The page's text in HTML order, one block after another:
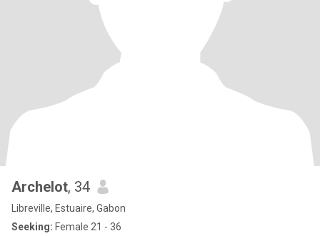
Archelot, 34
Libreville, Estuaire, Gabon
Seeking: Female 21 - 36